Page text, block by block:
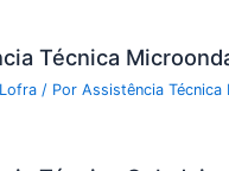
Técnica
/ PorAssistência Técnica